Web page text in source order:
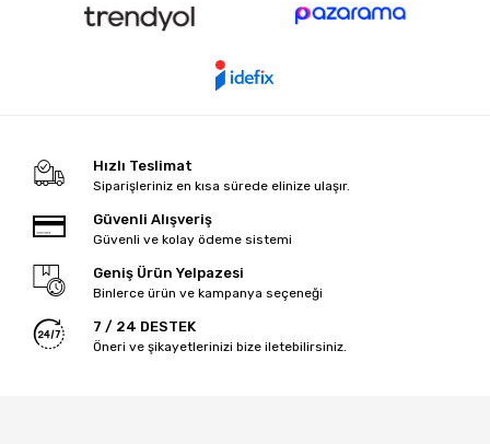
Hızlı Teslimat
Siparişleriniz en kısa sürede elinize ulaşır.
Güvenli Alışveriş
Güvenli ve kolay ödeme sistemi
Geniş Ürün Yelpazesi
Binlerce ürün ve kampanya seçeneği
7 / 24 DESTEK
Öneri ve şikayetlerinizi bize iletebilirsiniz.